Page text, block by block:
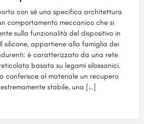
con sé una specifica architettura
comportamento meccanico che si
sulla funzionalità del dispositivo in
silicone, appartiene alla famiglia dei
è caratterizzato da una rete
basata su legami silossanici.
conferisce al materiale un recupero
stabile, una […]